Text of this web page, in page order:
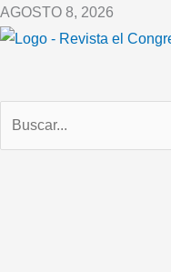
Ir
al
AGOSTO 8, 2026